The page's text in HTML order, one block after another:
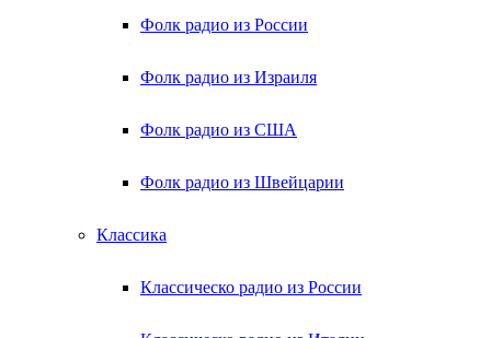
Фолк радио из России
Фолк радио из Израиля
Фолк радио из США
Фолк радио из Швейцарии
Классика
Классическо радио из России